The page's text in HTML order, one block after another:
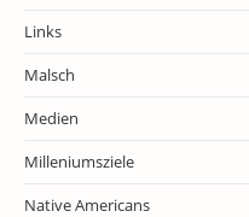
Links
Malsch
Medien
Milleniumsziele
Native Americans